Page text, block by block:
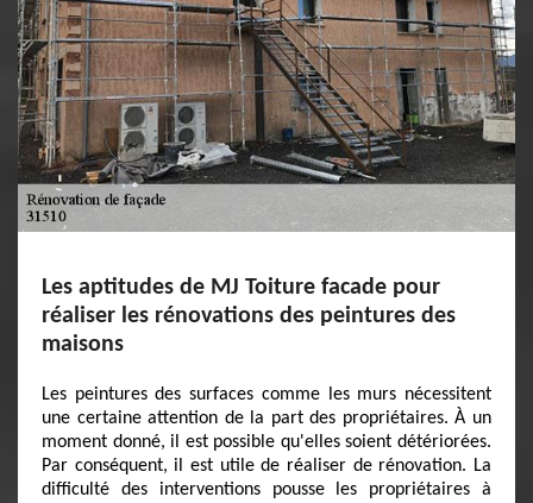
Les aptitudes de MJ Toiture facade pour
réaliser les rénovations des peintures des
maisons
Les peintures des surfaces comme les murs nécessitent
une certaine attention de la part des propriétaires. À un
moment donné, il est possible qu'elles soient détériorées.
Par conséquent, il est utile de réaliser de rénovation. La
difficulté des interventions pousse les propriétaires à